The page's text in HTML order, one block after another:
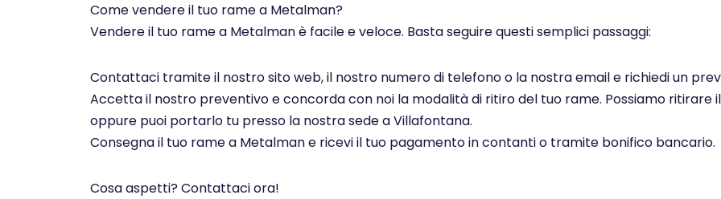
Come vendere il tuo rame a Metalman?
Vendere il tuo rame a Metalman è facile e veloce. Basta seguire questi semplici passaggi:
Contattaci tramite il nostro sito web, il nostro numero di telefono o la nostra email e richiedi un
Accetta il nostro preventivo e concorda con noi la modalità di ritiro del tuo rame. Possiamo ritirare
oppure puoi portarlo tu presso la nostra sede a Villafontana.
Consegna il tuo rame a Metalman e ricevi il tuo pagamento in contanti o tramite bonifico bancario.
Cosa aspetti? Contattaci ora!